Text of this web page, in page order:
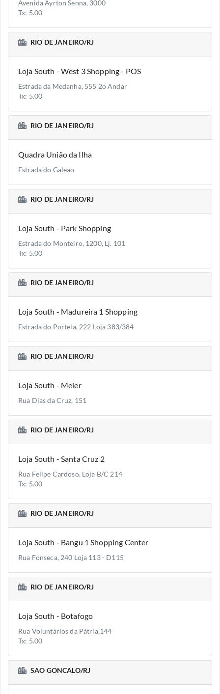
Avenida Ayrton Senna, 3000
Tx: 5.00
RIO DE JANEIRO/RJ
Loja South - West 3 Shopping - POS
Estrada da Medanha, 555 2o Andar
Tx: 5.00
RIO DE JANEIRO/RJ
Quadra União da Ilha
Estrada do Galeao
RIO DE JANEIRO/RJ
Loja South - Park Shopping
Estrada do Monteiro, 1200, Lj. 101
Tx: 5.00
RIO DE JANEIRO/RJ
Loja South - Madureira 1 Shopping
Estrada do Portela, 222 Loja 383/384
RIO DE JANEIRO/RJ
Loja South - Meier
Rua Dias da Cruz, 151
RIO DE JANEIRO/RJ
Loja South - Santa Cruz 2
Rua Felipe Cardoso, Loja B/C 214
Tx: 5.00
RIO DE JANEIRO/RJ
Loja South - Bangu 1 Shopping Center
Rua Fonseca, 240 Loja 113 - D115
RIO DE JANEIRO/RJ
Loja South - Botafogo
Rua Voluntários da Pátria,144
Tx: 5.00
SAO GONCALO/RJ